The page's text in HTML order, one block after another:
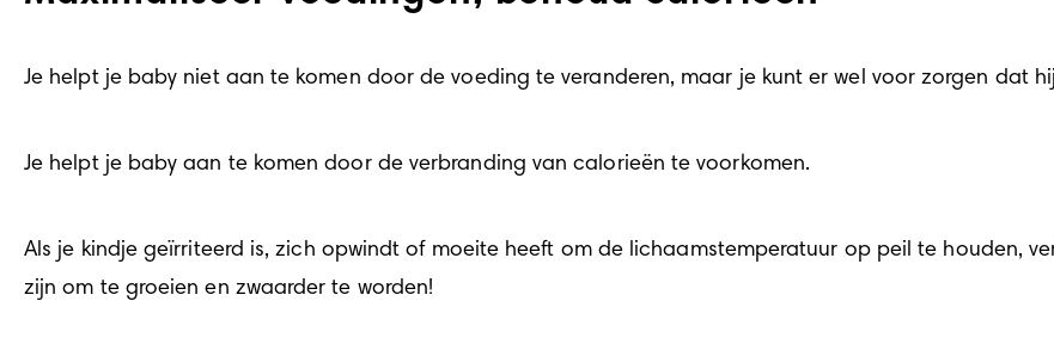
Je helpt je baby niet aan te komen door de voeding te veranderen, maar je kunt er wel voor zorgen dat
Je helpt je baby aan te komen door de verbranding van calorieën te voorkomen.
Als je kindje geïrriteerd is, zich opwindt of moeite heeft om de lichaamstemperatuur op peil te houden,
zijn om te groeien en zwaarder te worden!